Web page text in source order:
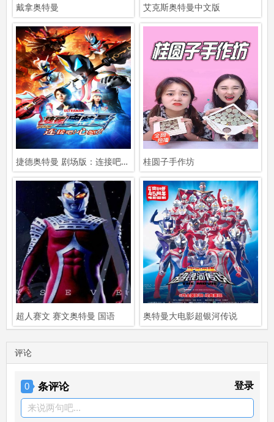
戴拿奥特曼 艾克斯奥特曼中文版
捷德奥特曼 剧场版：连接吧！心愿！！ 桂圆子手作坊
超人赛文 赛文奥特曼 国语 奥特曼大电影超银河传说
评论
0 条评论 登录
来说两句吧...